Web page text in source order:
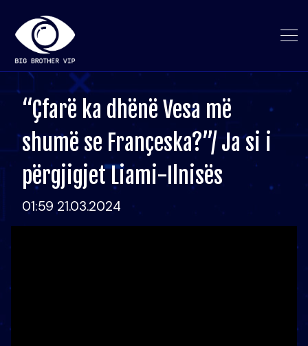
“Çfarë ka dhënë Vesa më
shumë se Françeska?”/ Ja si i
përgjigjet Liami-Ilnisës
01:59 21.03.2024